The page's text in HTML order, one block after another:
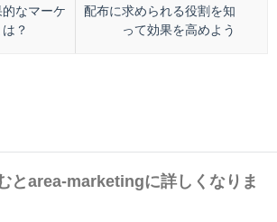
なマーケ
？
配布に求められる役割を知
って効果を高めよう
とarea-marketingに詳しくなりま